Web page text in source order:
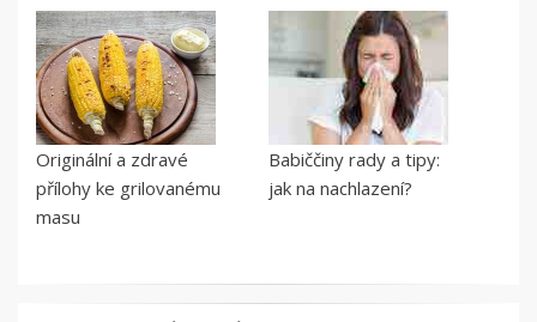
Originální a zdravé
přílohy ke grilovanému
masu
Babiččiny rady a tipy:
jak na nachlazení?